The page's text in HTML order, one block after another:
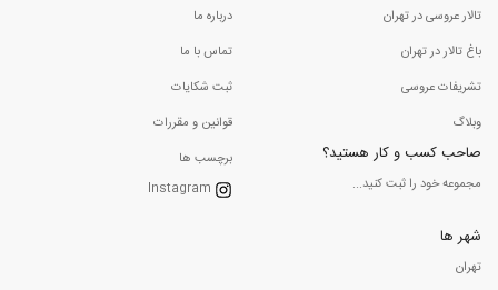
تالار عروسی در تهران
باغ تالار در تهران
تشریفات عروسی
وبلاگ
صاحب کسب و کار هستید؟
مجموعه خود را ثبت کنید...
درباره ما
تماس با ما
ثبت شکایات
قوانین و مقررات
برچسب ها
Instagram
شهر ها
تهران